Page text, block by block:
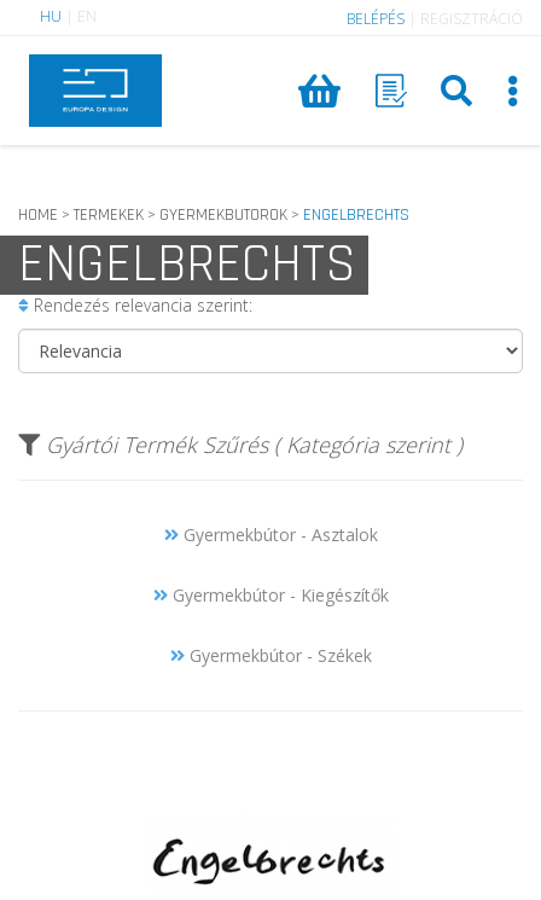
HU EN BELÉPÉS REGISZTRÁCIÓ
HOME > TERMEKEK > GYERMEKBUTOROK > ENGELBRECHTS
ENGELBRECHTS
Rendezés relevancia szerint:
Gyártói Termék Szűrés ( Kategória szerint )
Gyermekbútor - Asztalok
Gyermekbútor - Kiegészítők
Gyermekbútor - Székek